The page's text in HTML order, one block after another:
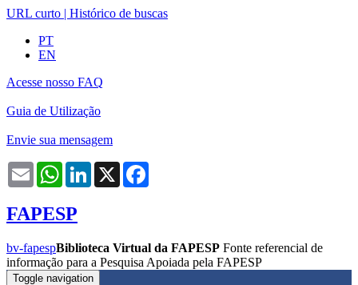
URL curto | Histórico de buscas
PT
EN
Acesse nosso FAQ
Guia de Utilização
Envie sua mensagem
Email WhatsAppLinkedIn
X
FAPESP
bv-fapespBiblioteca Virtual da FAPESP Fonte referencial de
informação para a Pesquisa Apoiada pela FAPESP
Toggle navigation